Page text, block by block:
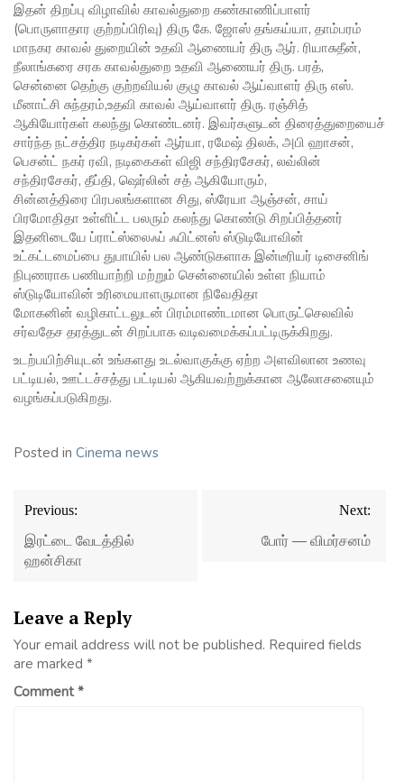
இதன் திறப்பு விழாவில் காவல்துறை கண்காணிப்பாளர்
(பொருளாதார குற்றப்பிரிவு) திரு கே. ஜோஸ் தங்கய்யா, தாம்பரம்
மாநகர காவல் துறையின் உதவி ஆணையர் திரு ஆர். ரியாசுதீன்,
நீலாங்கரை சரக காவல்துறை உதவி ஆணையர் திரு. பரத்,
சென்னை தெற்கு குற்றவியல் குழு காவல் ஆய்வாளர் திரு எஸ்.
மீனாட்சி சுந்தரம்,உதவி காவல் ஆய்வாளர் திரு. ரஞ்சித்
ஆகியோர்கள் கலந்து கொண்டனர். இவர்களுடன் திரைத்துறையைச்
சார்ந்த நட்சத்திர நடிகர்கள் ஆர்யா, ரமேஷ் திலக், அபி ஹாசன்,
பெசன்ட் நகர் ரவி, நடிகைகள் விஜி சந்திரசேகர், லவ்லின்
சந்திரசேகர், தீப்தி, ஷெர்லின் சத் ஆகியோரும்,
சின்னத்திரை பிரபலங்களான சிது, ஸ்ரேயா ஆஞ்சன், சாய்
பிரமோதிதா உள்ளிட்ட பலரும் கலந்து கொண்டு சிறப்பித்தனர்
இதனிடையே ப்ராட்ஸ்லைஃப் ஃபிட்னஸ் ஸ்டுடியோவின்
உட்கட்டமைப்பை துபாயில் பல ஆண்டுகளாக இன்டீரியர் டிசைனிங்
நிபுணராக பணியாற்றி மற்றும் சென்னையில் உள்ள நியாம்
ஸ்டுடியோவின் உரிமையாளருமான நிவேதிதா
மோகனின் வழிகாட்டலுடன் பிரம்மாண்டமான பொருட்செலவில்
சர்வதேச தரத்துடன் சிறப்பாக வடிவமைக்கப்பட்டிருக்கிறது.
உடற்பயிற்சியுடன் உங்களது உடல்வாகுக்கு ஏற்ற அளவிலான உணவு
பட்டியல், ஊட்டச்சத்து பட்டியல் ஆகியவற்றுக்கான ஆலோசனையும்
வழங்கப்படுகிறது.
Posted in Cinema news
Post
navigation
Previous:
இரட்டை வேடத்தில்
ஹன்சிகா
Next:
போர் — விமர்சனம்
Leave a Reply
Your email address will not be published. Required fields
are marked *
Comment*